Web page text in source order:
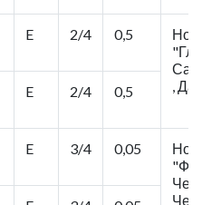
E 2/4 0,5
,
E 2/4 0,5
E 3/4 0,05